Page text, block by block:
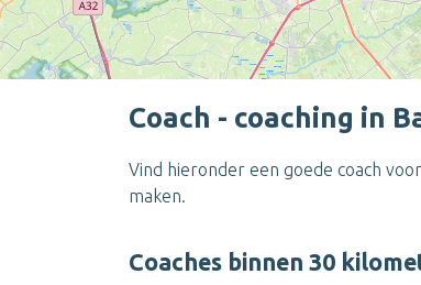
Coach - coaching in
Vind hieronder een goede coach
maken.
Coaches binnen 30